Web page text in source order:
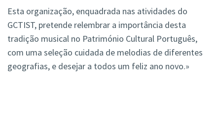
Esta organização, enquadrada nas atividades do
GCTIST, pretende relembrar a importância desta
tradição musical no Património Cultural Português,
com uma seleção cuidada de melodias de diferentes
geografias, e desejar a todos um feliz ano novo.»